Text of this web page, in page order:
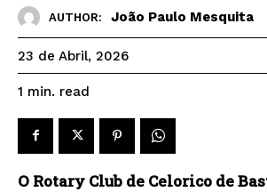
AUTHOR: João Paulo Mesquita
23 de Abril, 2026
1 min. read
O Rotary Club de Celorico de